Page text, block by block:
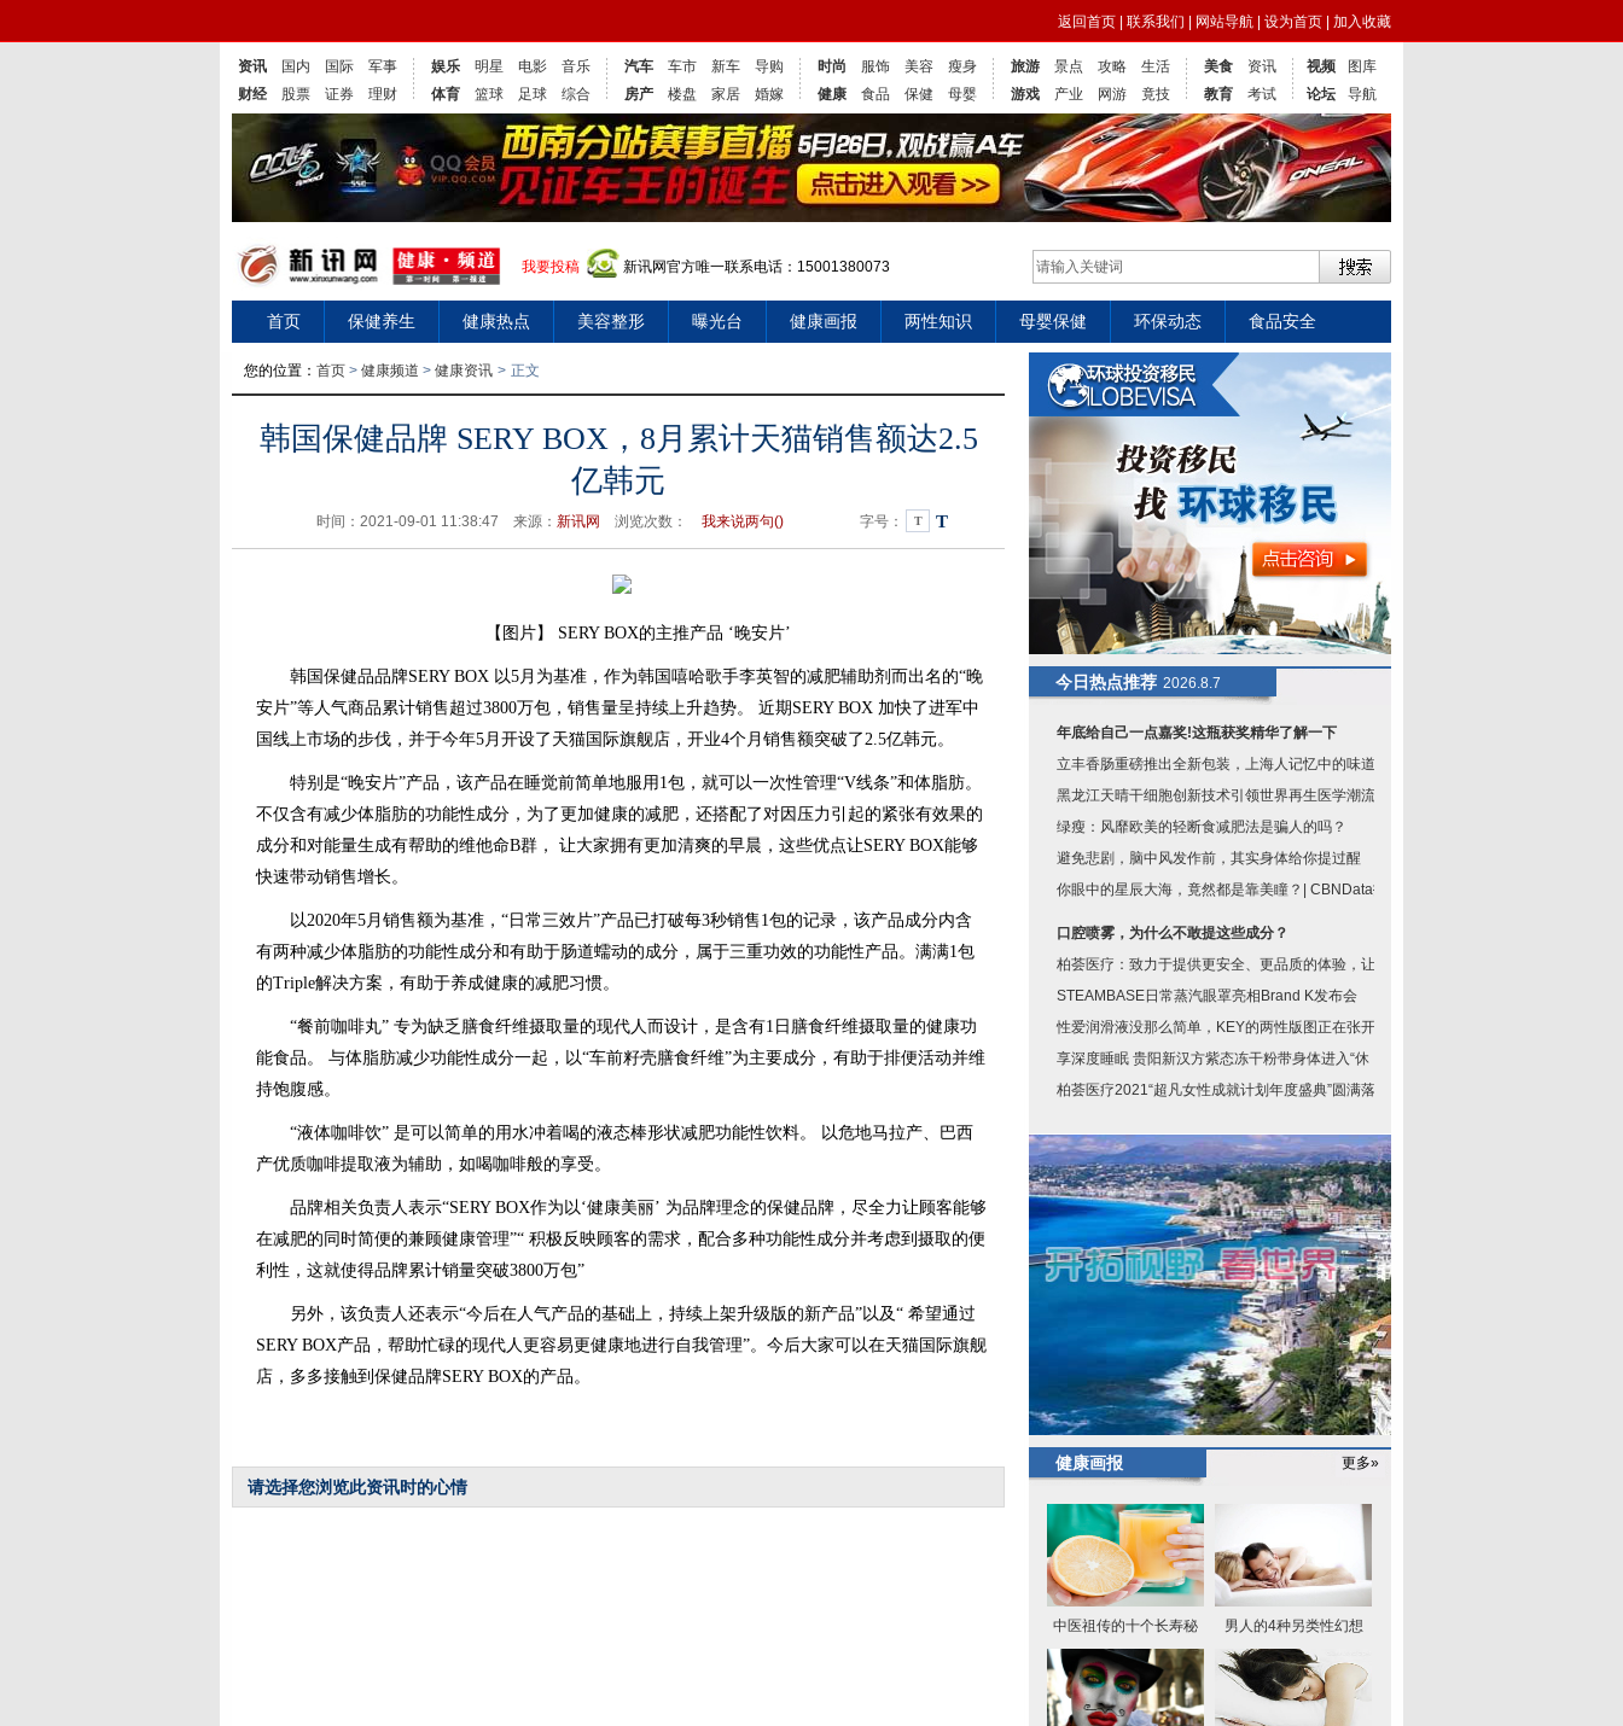
返回首页 联系我们 网站导航 设为首页 加入收藏
资讯 国内 国际
军事
财经
股票 证券 理财
娱乐 明星 电影
音乐
体育
篮球 足球 综合
汽车 车市 新车
导购
房产
楼盘 家居 婚嫁
时尚 服饰 美容
瘦身
健康
食品 保健 母婴
旅游 景点 攻略
生活
游戏
产业 网游 竟技
美食
资讯
教育
考试
视频
图库
论坛
导航
我要投稿 新讯网官方唯一联系电话：15001380073
首页 保健养生 健康热点 美容整形 曝光台 健康画报 两性知识 母婴保健 环保动态 食品安全
您的位置： 首页 > 健康频道 > 健康资讯 > 正文
韩国保健品牌 SERY BOX，8月累计天猫销售额达2.5
亿韩元
时间：2021-09-01 11:38:47 来源： 新讯网 浏览次数： 我来说两句() 字号： T T
【图片】 SERY BOX的主推产品 ‘晚安片’
韩国保健品品牌SERY BOX 以5月为基准，作为韩国嘻哈歌手李英智的减肥辅助剂而出名的“晚
安片”等人气商品累计销售超过3800万包，销售量呈持续上升趋势。 近期SERY BOX 加快了进军中
国线上市场的步伐，并于今年5月开设了天猫国际旗舰店，开业4个月销售额突破了2.5亿韩元。
特别是“晚安片”产品，该产品在睡觉前简单地服用1包，就可以一次性管理“V线条”和体脂肪。
不仅含有减少体脂肪的功能性成分，为了更加健康的减肥，还搭配了对因压力引起的紧张有效果的
成分和对能量生成有帮助的维他命B群， 让大家拥有更加清爽的早晨，这些优点让SERY BOX能够
快速带动销售增长。
以2020年5月销售额为基准，“日常三效片”产品已打破每3秒销售1包的记录，该产品成分内含
有两种减少体脂肪的功能性成分和有助于肠道蠕动的成分，属于三重功效的功能性产品。满满1包
的Triple解决方案，有助于养成健康的减肥习惯。
“餐前咖啡丸” 专为缺乏膳食纤维摄取量的现代人而设计，是含有1日膳食纤维摄取量的健康功
能食品。 与体脂肪减少功能性成分一起，以“车前籽壳膳食纤维”为主要成分，有助于排便活动并维
持饱腹感。
“液体咖啡饮” 是可以简单的用水冲着喝的液态棒形状减肥功能性饮料。 以危地马拉产、巴西
产优质咖啡提取液为辅助，如喝咖啡般的享受。
品牌相关负责人表示“SERY BOX作为以‘健康美丽’ 为品牌理念的保健品牌，尽全力让顾客能够
在减肥的同时简便的兼顾健康管理”“ 积极反映顾客的需求，配合多种功能性成分并考虑到摄取的便
利性，这就使得品牌累计销量突破3800万包”
另外，该负责人还表示“今后在人气产品的基础上，持续上架升级版的新产品”以及“ 希望通过
SERY BOX产品，帮助忙碌的现代人更容易更健康地进行自我管理”。今后大家可以在天猫国际旗舰
店，多多接触到保健品牌SERY BOX的产品。
请选择您浏览此资讯时的心情
今日热点推荐 2026.8.7
年底给自己一点嘉奖!这瓶获奖精华了解一下
立丰香肠重磅推出全新包装，上海人记忆中的味道又
黑龙江天晴干细胞创新技术引领世界再生医学潮流
绿瘦：风靡欧美的轻断食减肥法是骗人的吗？
避免悲剧，脑中风发作前，其实身体给你提过醒
你眼中的星辰大海，竟然都是靠美瞳？| CBNData报
口腔喷雾，为什么不敢提这些成分？
柏荟医疗：致力于提供更安全、更品质的体验，让求
STEAMBASE日常蒸汽眼罩亮相Brand K发布会
性爱润滑液没那么简单，KEY的两性版图正在张开
享深度睡眠 贵阳新汉方紫态冻干粉带身体进入“休
柏荟医疗2021“超凡女性成就计划年度盛典”圆满落
健康画报 更多»
中医祖传的十个长寿秘 男人的4种另类性幻想